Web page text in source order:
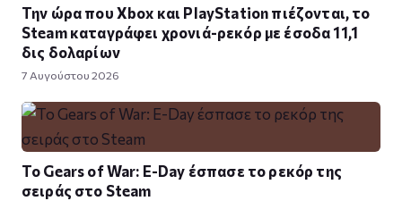
Την ώρα που Xbox και PlayStation πιέζονται, το
Steam καταγράφει χρονιά-ρεκόρ με έσοδα 11,1
δις δολαρίων
7 Αυγούστου 2026
Το Gears of War: E-Day έσπασε το ρεκόρ της
σειράς στο Steam